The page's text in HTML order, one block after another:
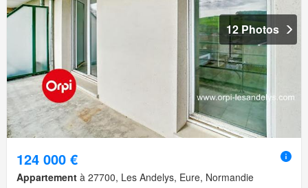
12 Photos
124 000 €
Appartement à 27700, Les Andelys, Eure, Normandie